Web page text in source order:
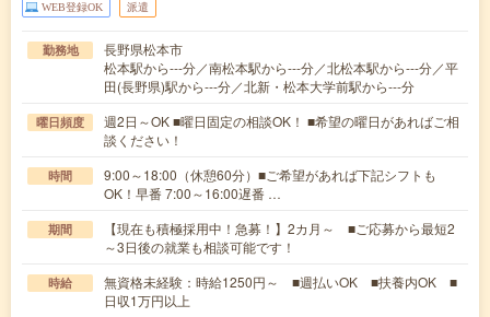
WEB登録OK 派遣
勤務地
長野県松本市
松本駅から---分／南松本駅から---分／北松本駅から---分／平
田(長野県)駅から---分／北新・松本大学前駅から---分
曜日頻度
週2日～OK ■曜日固定の相談OK！ ■希望の曜日があればご相
談ください！
時間
9:00～18:00（休憩60分）■ご希望があれば下記シフトも
OK！早番 7:00～16:00遅番 …
期間
【現在も積極採用中！急募！】2カ月～ ■ご応募から最短2
～3日後の就業も相談可能です！
時給
無資格未経験：時給1250円～ ■週払いOK ■扶養内OK ■
日収1万円以上